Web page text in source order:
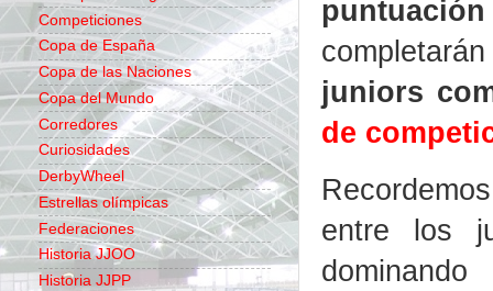
juniors
de
entre los
Competiciones
Copa de España
Copa de las Naciones
Copa del Mundo
Corredores
Curiosidades
DerbyWheel
Estrellas olímpicas
Federaciones
Historia JJOO
Historia JJPP